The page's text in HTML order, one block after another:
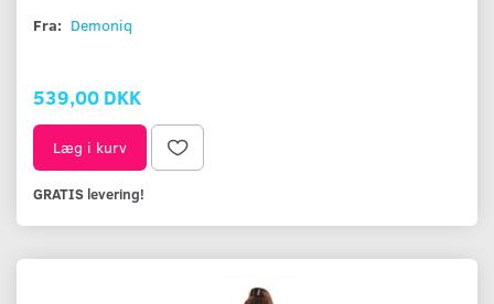
Fra: Demoniq
539,00 DKK
Læg i kurv
GRATIS levering!